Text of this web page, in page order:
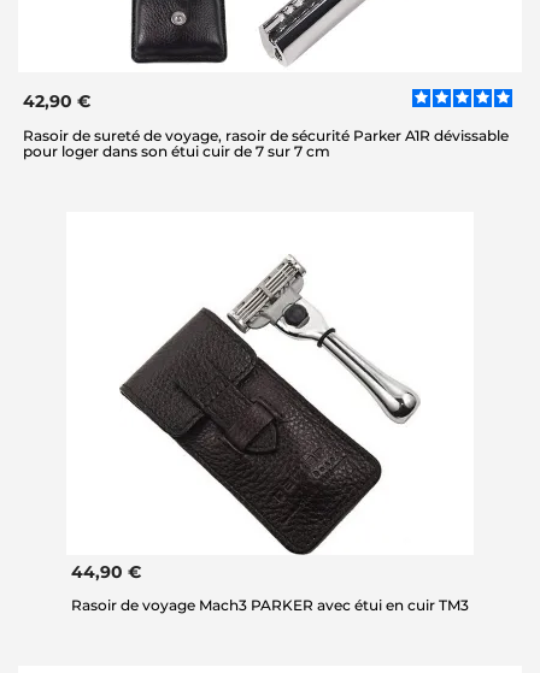
42,90 €
Rasoir de sureté de voyage, rasoir de sécurité Parker A1R dévissable
pour loger dans son étui cuir de 7 sur 7 cm
44,90 €
Rasoir de voyage Mach3 PARKER avec étui en cuir TM3